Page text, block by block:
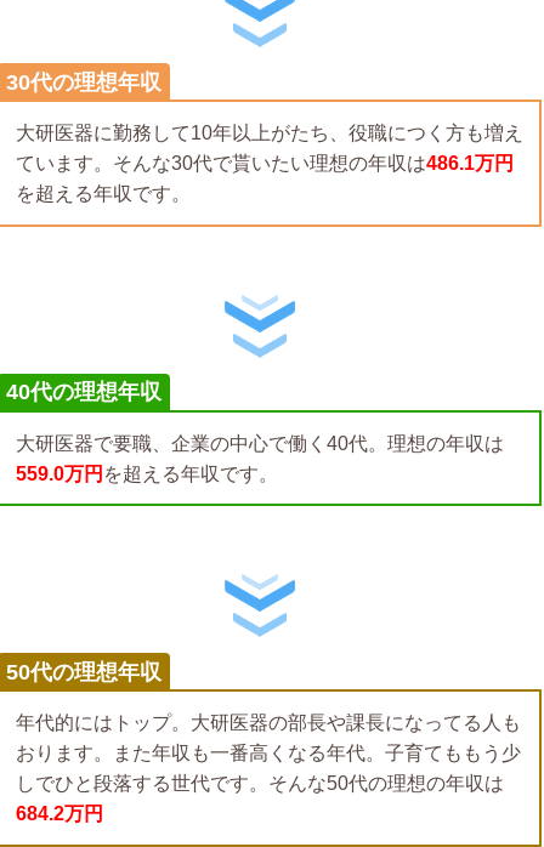
30代の理想年収
大研医器に勤務して10年以上がたち、役職につく方も増え
ています。そんな30代で貰いたい理想の年収は486.1万円
を超える年収です。
40代の理想年収
大研医器で要職、企業の中心で働く40代。理想の年収は
559.0万円 を超える年収です。
50代の理想年収
年代的にはトップ。大研医器の部長や課長になってる人も
おります。また年収も一番高くなる年代。子育てももう少
しでひと段落する世代です。そんな50代の理想の年収は
684.2万円